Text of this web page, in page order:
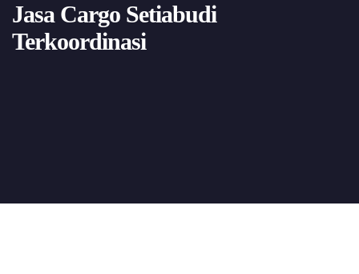
Jasa Cargo Setiabudi
Terkoordinasi